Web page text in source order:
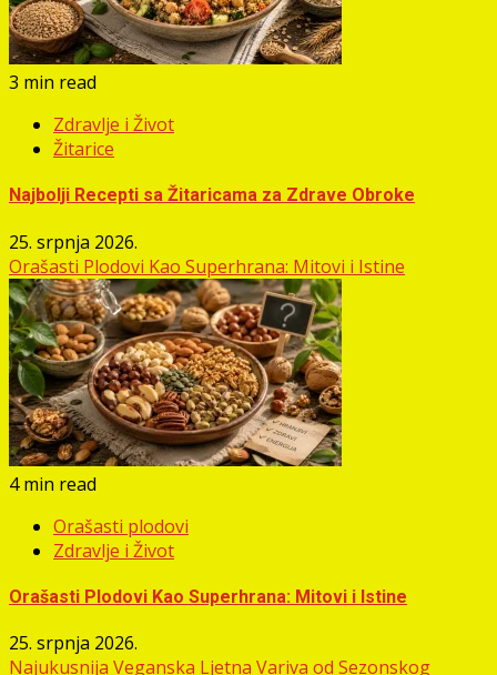
3 min read
Zdravlje i Život
Žitarice
Najbolji Recepti sa Žitaricama za Zdrave Obroke
25. srpnja 2026.
Orašasti Plodovi Kao Superhrana: Mitovi i Istine
4 min read
Orašasti plodovi
Zdravlje i Život
Orašasti Plodovi Kao Superhrana: Mitovi i Istine
25. srpnja 2026.
Najukusnija Veganska Ljetna Variva od Sezonskog